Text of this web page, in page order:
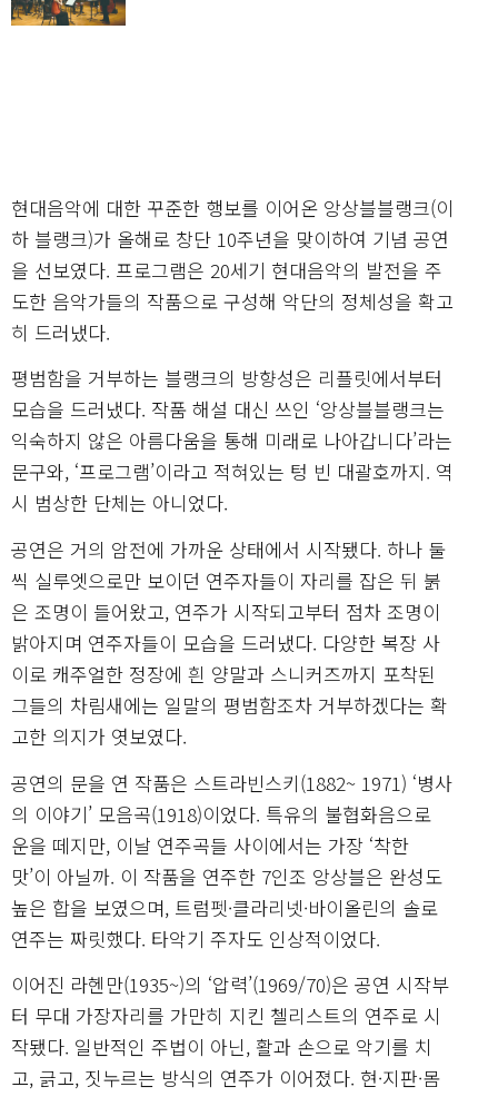
현대음악에 대한 꾸준한 행보를 이어온 앙상블블랭크(이
하 블랭크)가 올해로 창단 10주년을 맞이하여 기념 공연
을 선보였다. 프로그램은 20세기 현대음악의 발전을 주
도한 음악가들의 작품으로 구성해 악단의 정체성을 확고
히 드러냈다.
평범함을 거부하는 블랭크의 방향성은 리플릿에서부터
모습을 드러냈다. 작품 해설 대신 쓰인 ‘앙상블블랭크는
익숙하지 않은 아름다움을 통해 미래로 나아갑니다’라는
문구와, ‘프로그램’이라고 적혀있는 텅 빈 대괄호까지. 역
시 범상한 단체는 아니었다.
공연은 거의 암전에 가까운 상태에서 시작됐다. 하나 둘
씩 실루엣으로만 보이던 연주자들이 자리를 잡은 뒤 붉
은 조명이 들어왔고, 연주가 시작되고부터 점차 조명이
밝아지며 연주자들이 모습을 드러냈다. 다양한 복장 사
이로 캐주얼한 정장에 흰 양말과 스니커즈까지 포착된
그들의 차림새에는 일말의 평범함조차 거부하겠다는 확
고한 의지가 엿보였다.
공연의 문을 연 작품은 스트라빈스키(1882~ 1971) ‘병사
의 이야기’ 모음곡(1918)이었다. 특유의 불협화음으로
운을 떼지만, 이날 연주곡들 사이에서는 가장 ‘착한
맛’이 아닐까. 이 작품을 연주한 7인조 앙상블은 완성도
높은 합을 보였으며, 트럼펫·클라리넷·바이올린의 솔로
연주는 짜릿했다. 타악기 주자도 인상적이었다.
이어진 라헨만(1935~)의 ‘압력’(1969/70)은 공연 시작부
터 무대 가장자리를 가만히 지킨 첼리스트의 연주로 시
작됐다. 일반적인 주법이 아닌, 활과 손으로 악기를 치
고, 긁고, 짓누르는 방식의 연주가 이어졌다. 현·지판·몸